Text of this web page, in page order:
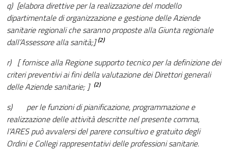
q) [elabora direttive per la realizzazione del modello
dipartimentale di organizzazione e gestione delle Aziende
sanitarie regionali che saranno proposte alla Giunta regionale
dall’Assessore alla sanità;](2)
r) [ fornisce alla Regione supporto tecnico per la definizione dei
criteri preventivi ai fini della valutazione dei Direttori generali
delle Aziende sanitarie; ] (2)
s) per le funzioni di pianificazione, programmazione e
realizzazione delle attività descritte nel presente comma,
l’ARES può avvalersi del parere consultivo e gratuito degli
Ordini e Collegi rappresentativi delle professioni sanitarie.